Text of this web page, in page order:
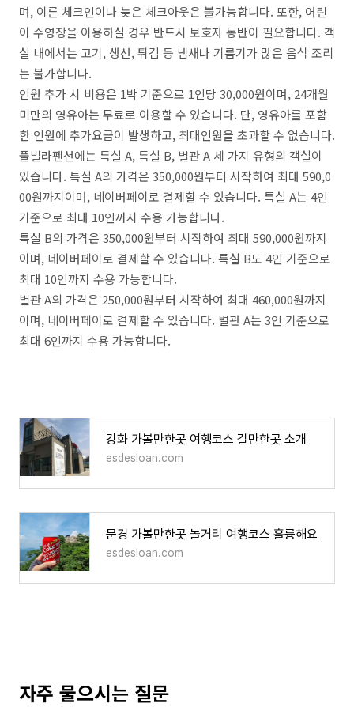
며, 이른 체크인이나 늦은 체크아웃은 불가능합니다. 또한, 어린
이 수영장을 이용하실 경우 반드시 보호자 동반이 필요합니다. 객
실 내에서는 고기, 생선, 튀김 등 냄새나 기름기가 많은 음식 조리
는 불가합니다.
인원 추가 시 비용은 1박 기준으로 1인당 30,000원이며, 24개월
미만의 영유아는 무료로 이용할 수 있습니다. 단, 영유아를 포함
한 인원에 추가요금이 발생하고, 최대인원을 초과할 수 없습니다.
풀빌라펜션에는 특실 A, 특실 B, 별관 A 세 가지 유형의 객실이
있습니다. 특실 A의 가격은 350,000원부터 시작하여 최대 590,0
00원까지이며, 네이버페이로 결제할 수 있습니다. 특실 A는 4인
기준으로 최대 10인까지 수용 가능합니다.
특실 B의 가격은 350,000원부터 시작하여 최대 590,000원까지
이며, 네이버페이로 결제할 수 있습니다. 특실 B도 4인 기준으로
최대 10인까지 수용 가능합니다.
별관 A의 가격은 250,000원부터 시작하여 최대 460,000원까지
이며, 네이버페이로 결제할 수 있습니다. 별관 A는 3인 기준으로
최대 6인까지 수용 가능합니다.
강화 가볼만한곳 여행코스 갈만한곳 소개
esdesloan.com
문경 가볼만한곳 놀거리 여행코스 훌륭해요
esdesloan.com
자주 물으시는 질문